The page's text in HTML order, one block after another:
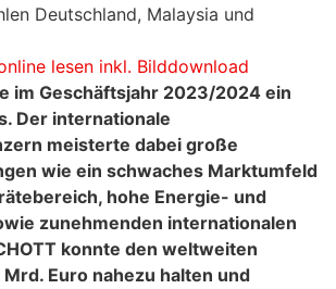
Deutschland, Malaysia und
lesen inkl. Bilddownload
im Geschäftsjahr 2023/2024 ein
Der internationale
meisterte dabei große
wie ein schwaches Marktumfeld
hohe Energie- und
zunehmenden internationalen
konnte den weltweiten
Euro nahezu halten und